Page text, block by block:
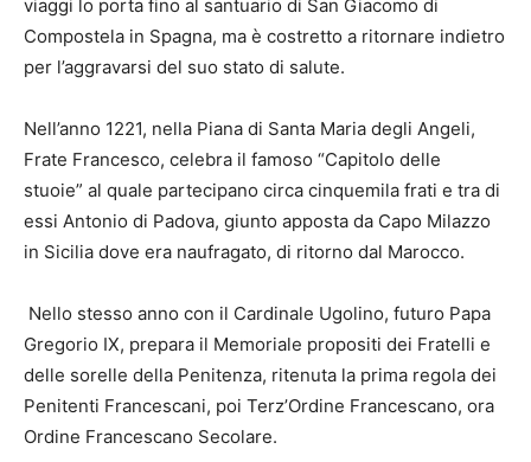
viaggi lo porta fino al santuario di San Giacomo di
Compostela in Spagna, ma è costretto a ritornare indietro
per l’aggravarsi del suo stato di salute.
Nell’anno 1221, nella Piana di Santa Maria degli Angeli,
Frate Francesco, celebra il famoso “Capitolo delle
stuoie” al quale partecipano circa cinquemila frati e tra di
essi Antonio di Padova, giunto apposta da Capo Milazzo
in Sicilia dove era naufragato, di ritorno dal Marocco.
Nello stesso anno con il Cardinale Ugolino, futuro Papa
Gregorio IX, prepara il Memoriale propositi dei Fratelli e
delle sorelle della Penitenza, ritenuta la prima regola dei
Penitenti Francescani, poi Terz’Ordine Francescano, ora
Ordine Francescano Secolare.